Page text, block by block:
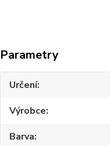
Parametry
Určení
Výrobce
Barva